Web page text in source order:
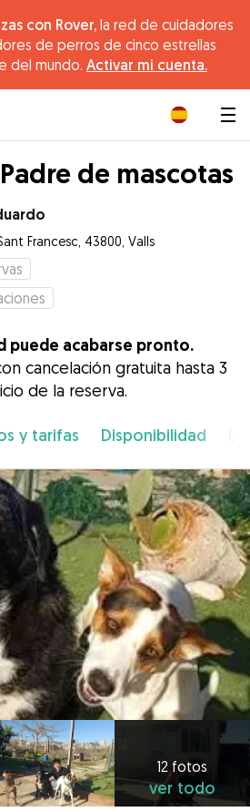
con Rover, la red de cuidadores
de perros de cinco estrellas
del mundo. Activar mi cuenta.
de mascotas
Francesc, 43800, Valls
puede acabarse pronto.
cancelación gratuita hasta 3
de la reserva.
y tarifas Disponibilidad
12 fotos
ver todo